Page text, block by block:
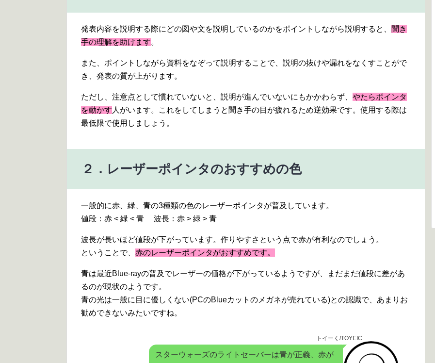
発表内容を説明する際にどの図や文を説明しているのかをポイントしながら説明すると、 聞き
手の理解を助けます。
また、ポイントしながら資料をなぞって説明することで、説明の抜けや漏れをなくすことがで
き、発表の質が上がります。
ただし、注意点として慣れていないと、説明が進んでいないにもかかわらず、 やたらポインタ
を動かす 人がいます。これをしてしまうと聞き手の目が疲れるため逆効果です。使用する際は
最低限で使用しましょう。
２．レーザーポインタのおすすめの色
一般的に赤、緑、青の3種類の色のレーザーポインタが普及しています。
値段：赤 < 緑 < 青 波長：赤 > 緑 > 青
波長が長いほど値段が下がっています。作りやすさという点で赤が有利なのでしょう。
ということで、 赤のレーザーポインタがおすすめです。
青は最近Blue-rayの普及でレーザーの価格が下がっているようですが、まだまだ値段に差があ
るのが現状のようです。
青の光は一般に目に優しくない(PCのBlueカットのメガネが売れている)との認識で、あまりお
勧めできないみたいですね。
トイーく/TOYEIC
スターウォーズのライトセーバーは青が正義、赤が